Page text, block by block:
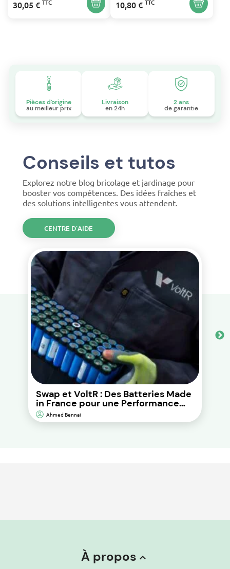
30,05 € TTC 10,80 € TTC
Pièces d'origine
au meilleur prix
Livraison
en 24h
2 ans
de garantie
Conseils et tutos
Explorez notre blog bricolage et jardinage pour
booster vos compétences. Des idées fraîches et
des solutions intelligentes vous attendent.
CENTRE D’AIDE
Swap et VoltR : Des Batteries Made
in France pour une Performance
Durable et d’Impact
Environnemental Réduit.
Ahmed Bennai
À propos keyboard_arrow_up